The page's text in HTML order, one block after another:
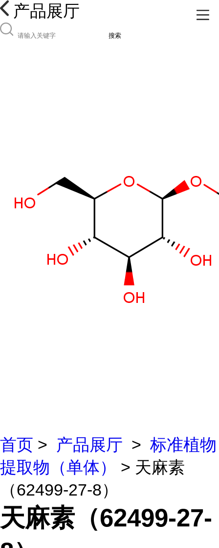
产品展厅
搜索
首页 > 产品展厅 > 标准植物
提取物（单体）
> 天麻素
（62499-27-8）
天麻素（62499-27-